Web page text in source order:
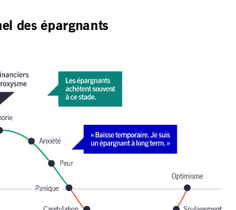
des épargnants